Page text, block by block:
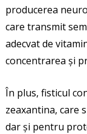
producerea
care transmit
adecvat de
concentrarea și
În plus, fisticul
zeaxantina, care
dar și pentru